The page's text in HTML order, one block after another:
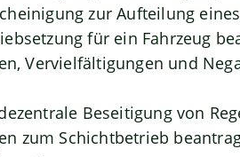
zur Aufteilung
für ein Fahrzeug
Vervielfältigungen und
Beseitigung von
zum Schichtbetrieb